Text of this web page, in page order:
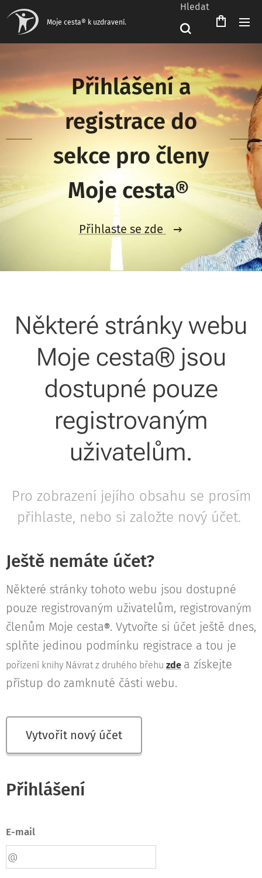
Moje cesta® k uzdravení.
Hledat
Přihlášení a
registrace do
sekce pro členy
Moje cesta®
Přihlaste se zde
Čeština‎
Některé stránky webu
Moje cesta® jsou
dostupné pouze
registrovaným
uživatelům.
Pro zobrazení jejího obsahu se prosím
přihlaste, nebo si založte nový účet.
Ještě nemáte účet?
Některé stránky tohoto webu jsou dostupné
pouze registrovaným uživatelům, registrovaným
členům Moje cesta®. Vytvořte si účet ještě dnes,
splňte jedinou podmínku registrace a tou je
pořízení knihy Návrat z druhého břehu zde a získejte
přístup do zamknuté části webu.
Vytvořit nový účet
Přihlášení
E-mail